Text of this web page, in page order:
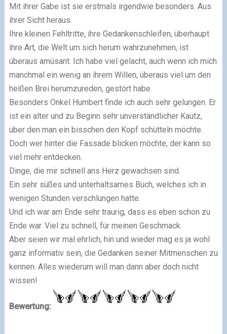
Mit ihrer Gabe ist sie erstmals irgendwie besonders. Aus
ihrer Sicht heraus.
Ihre kleinen Fehltritte, ihre Gedankenschleifen, überhaupt
ihre Art, die Welt um sich herum wahrzunehmen, ist
überaus amüsant. Ich habe viel gelacht, auch wenn ich mich
manchmal ein wenig an ihrem Willen, überaus viel um den
heißen Brei herumzureden, gestört habe.
Besonders Onkel Humbert finde ich auch sehr gelungen. Er
ist ein alter und zu Beginn sehr unverständlicher Kautz,
über den man ein bisschen den Kopf schütteln möchte.
Doch wer hinter die Fassade blicken möchte, der kann so
viel mehr entdecken.
Dinge, die mir schnell ans Herz gewachsen sind.
Ein sehr süßes und unterhaltsames Buch, welches ich in
wenigen Stunden verschlungen hatte.
Und ich war am Ende sehr traurig, dass es eben schon zu
Ende war. Viel zu schnell, für meinen Geschmack.
Aber seien wir mal ehrlich, hin und wieder mag es ja wohl
ganz informativ sein, die Gedanken seiner Mitmenschen zu
kennen. Alles wiederum will man dann aber doch nicht
wissen!
Bewertung: